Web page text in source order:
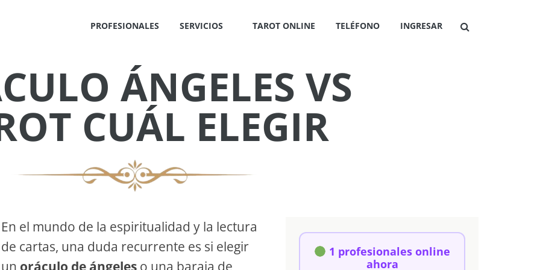
PROFESIONALES SERVICIOS TAROT ONLINE TELÉFONO INGRESAR
ÁNGELES VS
CUÁL ELEGIR
En el mundo de la espiritualidad y la lectura
de cartas, una duda recurrente es si elegir
un oráculo de ángeles o una baraja de
1 profesionales online
ahora
✕